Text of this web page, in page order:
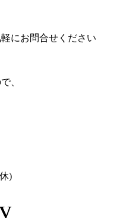
にお問合せください
、
)